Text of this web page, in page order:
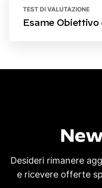
TEST DI VALUTAZIONE
Esame Obiettivo
Desideri rimanere
e ricevere offerte